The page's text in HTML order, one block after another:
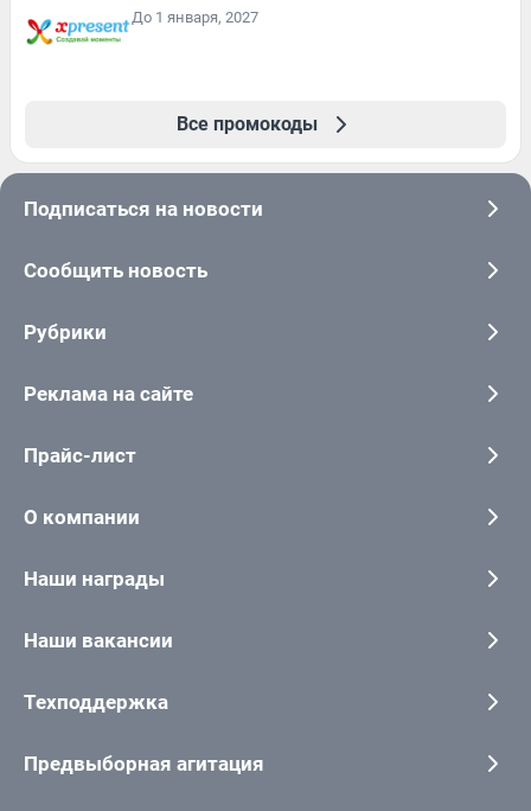
До 1 января, 2027
Все промокоды
Подписаться на новости
Сообщить новость
Рубрики
Реклама на сайте
Прайс-лист
О компании
Наши награды
Наши вакансии
Техподдержка
Предвыборная агитация